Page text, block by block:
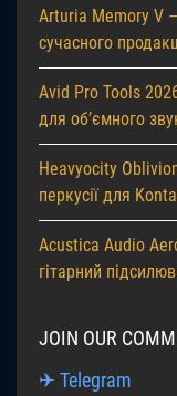
Arturia Memory V
сучасного
Avid Pro Tools
для об’ємного
Heavyocity
перкусії для
Acustica Audio
гітарний
JOIN OUR
✈ Telegram